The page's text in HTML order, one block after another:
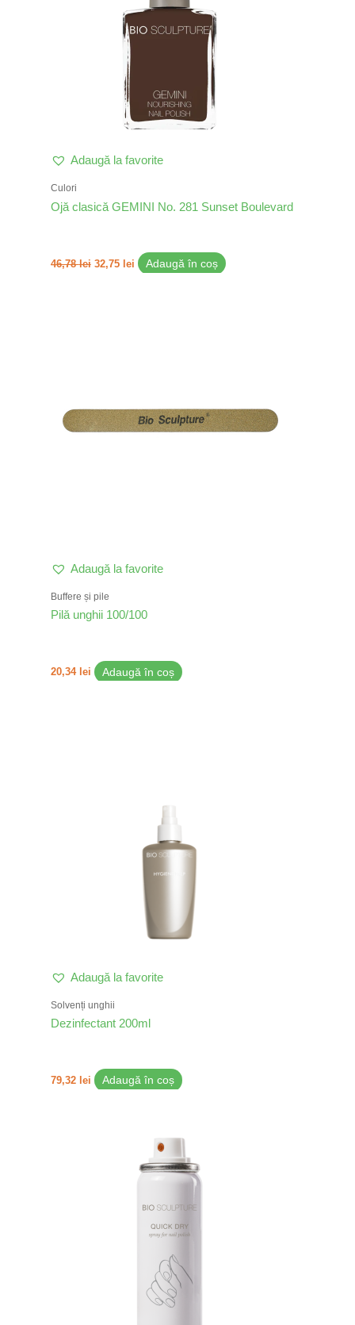
Adaugă la favorite
Culori
Ojă clasică GEMINI No. 281 Sunset Boulevard
46,78lei 32,75 lei Adaugă în coș
Adaugă la favorite
Buffere și pile
Pilă unghii 100/100
20,34 lei Adaugă în coș
Adaugă la favorite
Solvenți unghii
Dezinfectant 200ml
79,32 lei Adaugă în coș